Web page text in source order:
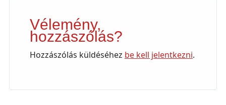
Vélemény,
hozzászólás?
Hozzászólás küldéséhez be kell jelentkezni.